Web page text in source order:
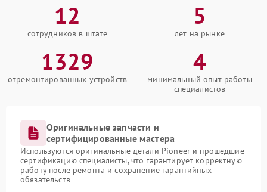
12
сотрудников в штате
5
лет на рынке
1329
отремонтированных устройств
4
минимальный опыт работы
специалистов
Оригинальные запчасти и
сертифицированные мастера
Используются оригинальные детали Pioneer и прошедшие
сертификацию специалисты, что гарантирует корректную
работу после ремонта и сохранение гарантийных
обязательств